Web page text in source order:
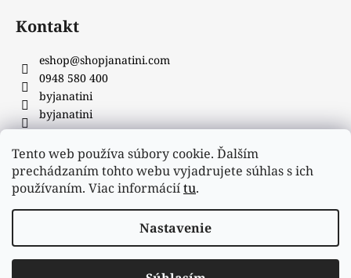
Tento web používa súbory cookie. Ďalším
prechádzaním tohto webu vyjadrujete súhlas s ich
používaním. Viac informáciítu.
Nastavenie
Kontakt
eshop@shopjanatini.com
0948 580 400
byjanatini
byjanatini
Facebook